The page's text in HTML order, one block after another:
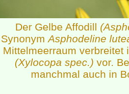
Der Gelbe Affodill
SynonymAsphodeline
Mittelmeerraum verbreitet
(Xylocopa spec.) vor.
manchmal auch in